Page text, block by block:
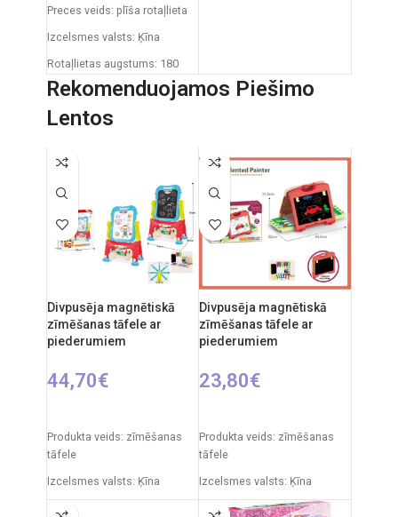
Preces veids: plīša rotaļlieta
Izcelsmes valsts: Ķīna
Rotaļlietas augstums: 180
cm
gadiem
Rekomenduojamos Piešimo
Lentos
Divpusēja magnētiskā
zīmēšanas tāfele ar
piederumiem
44,70€
Produkta veids: zīmēšanas
tāfele
Izcelsmes valsts: Ķīna
Divpusēja magnētiskā
zīmēšanas tāfele ar
piederumiem
23,80€
Produkta veids: zīmēšanas
tāfele
Izcelsmes valsts: Ķīna
Iepakojuma izmēri: 7 x 49 x